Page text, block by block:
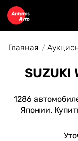
Главная
SUZUKI
1286
Японии.